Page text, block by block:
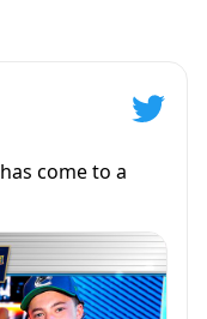
has come to a